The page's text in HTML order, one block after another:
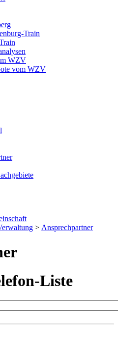
Train
WZV
vom WZV
> Ansprechpartner
Liste